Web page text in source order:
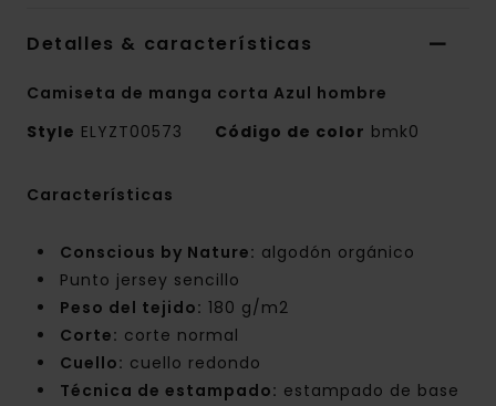
Detalles & características
Camiseta de manga corta Azul hombre
Style ELYZT00573 Código de color bmk0
Características
Conscious by Nature: algodón orgánico
Punto jersey sencillo
Peso del tejido: 180 g/m2
Corte: corte normal
Cuello: cuello redondo
Técnica de estampado: estampado de base